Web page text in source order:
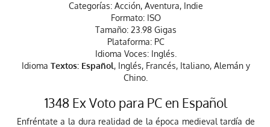
Categorías: Acción, Aventura, Indie
Formato: ISO
Tamaño: 23.98 Gigas
Plataforma: PC
Idioma Voces: Inglés.
Idioma Textos: Español, Inglés, Francés, Italiano, Alemán y
Chino.
1348 Ex Voto para PC en Español
Enfréntate a la dura realidad de la época medieval tardía de